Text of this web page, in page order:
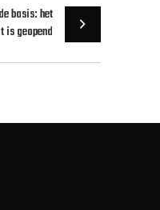
basis: het
is geopend